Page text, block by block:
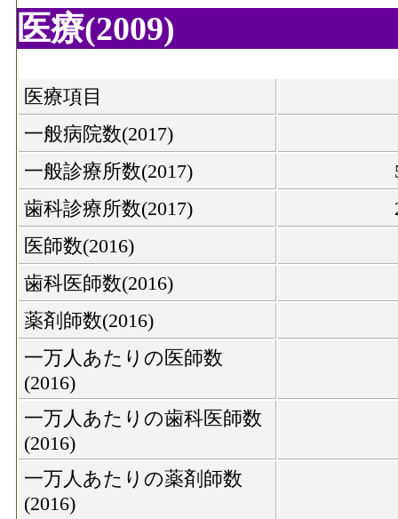
医療(2009)
医療項目
一般病院数(2017)
一般診療所数(2017)
歯科診療所数(2017)
医師数(2016)
歯科医師数(2016)
薬剤師数(2016)
一万人あたりの医師数
(2016)
一万人あたりの歯科医師数
(2016)
一万人あたりの薬剤師数
(2016)